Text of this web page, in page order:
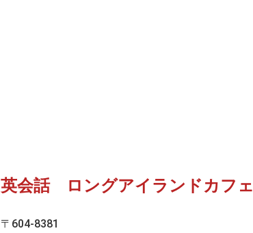
英会話 ロングアイランドカフェ
〒604-8381